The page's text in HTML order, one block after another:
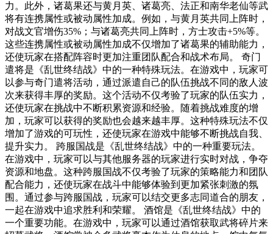
力。此外，诸葛果还与黄月英、诸葛亮、法正和南华老仙等武
将有连携属性或被动属性加成。例如，与黄月英共同上阵时，
对战文官增伤35%；与诸葛亮共同上阵时，方士攻击+5%等。
这些连携属性或被动属性加成不仅增加了诸葛果的辅助能力，
还使玩家在搭配阵容时更加注重团队配合和战术布局。 奇门
遣将是《乱世终结战》中的一种特殊玩法。在游戏中，玩家可
以参与奇门遣将活动，通过派遣自己的队伍挑战不同的敌人波
次来获得丰厚的奖励。这个活动不仅考验了玩家的队伍实力，
还使玩家在挑战中不断积累资源和经验。随着挑战难度的增
加，玩家可以获得的奖励也会越来越丰厚。这种特殊玩法不仅
增加了游戏的可玩性，还使玩家在游戏中能够不断挑战自我、
提升实力。 跨服国战是《乱世终结战》中的一种重要玩法。
在游戏中，玩家可以与其他服务器的玩家进行实时对战，争夺
资源和地盘。这种跨服国战不仅考验了玩家的策略能力和团队
配合能力，还使玩家在战斗中能够体验到更加紧张刺激的氛
围。通过参与跨服国战，玩家可以结交更多志同道合的朋友，
一起在游戏中追求胜利和荣耀。 酒馆是《乱世终结战》中的
一个重要功能。在游戏中，玩家可以通过酒馆获取武将碎片来